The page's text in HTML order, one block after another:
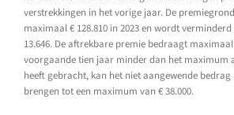
verstrekkingen in het vorige jaar. De
maximaal € 128.810 in 2023 en wordt
13.646. De aftrekbare premie bedraagt maximaal
voorgaande tien jaar minder dan het maximum
heeft gebracht, kan het niet aangewende
brengen tot een maximum van € 38.000.